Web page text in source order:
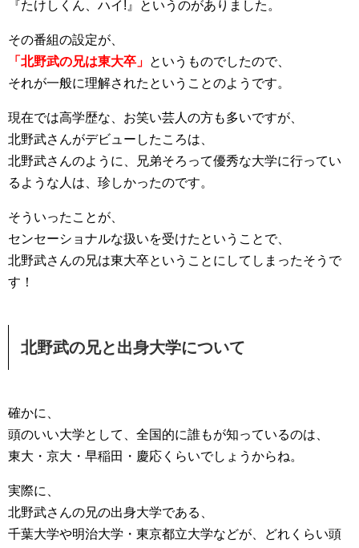
『たけしくん、ハイ!』というのがありました。
その番組の設定が、
「北野武の兄は東大卒」 というものでしたので、
それが一般に理解されたということのようです。
現在では高学歴な、お笑い芸人の方も多いですが、
北野武さんがデビューしたころは、
北野武さんのように、兄弟そろって優秀な大学に行ってい
るような人は、珍しかったのです。
そういったことが、
センセーショナルな扱いを受けたということで、
北野武さんの兄は東大卒ということにしてしまったそうで
す！
北野武の兄と出身大学について
確かに、
頭のいい大学として、全国的に誰もが知っているのは、
東大・京大・早稲田・慶応くらいでしょうからね。
実際に、
北野武さんの兄の出身大学である、
千葉大学や明治大学・東京都立大学などが、どれくらい頭